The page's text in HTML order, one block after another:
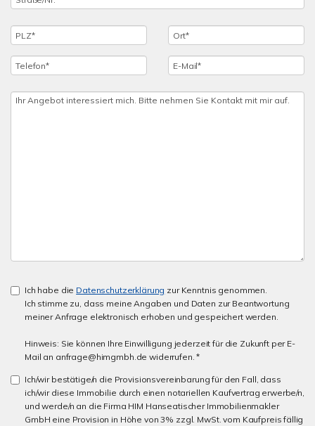
Ich habe die Datenschutzerklärung zur Kenntnis genommen.
Ich stimme zu, dass meine Angaben und Daten zur Beantwortung
meiner Anfrage elektronisch erhoben und gespeichert werden.
Hinweis: Sie können Ihre Einwilligung jederzeit für die Zukunft per E-
Mail an anfrage@himgmbh.de widerrufen. *
Ich/wir bestätige/n die Provisionsvereinbarung für den Fall, dass
ich/wir diese Immobilie durch einen notariellen Kaufvertrag erwerbe/n,
und werde/n an die Firma HIM Hanseatischer Immobilienmakler
GmbH eine Provision in Höhe von 3% zzgl. MwSt. vom Kaufpreis fällig